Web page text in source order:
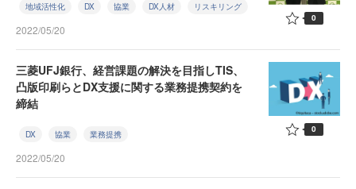
地域活性化 DX 協業 DX人材 リスキリング
2022/05/20
0
三菱UFJ銀行、経営課題の解決を目指しTIS、
凸版印刷らとDX支援に関する業務提携契約を
締結
DX 協業 業務提携
2022/05/20
0